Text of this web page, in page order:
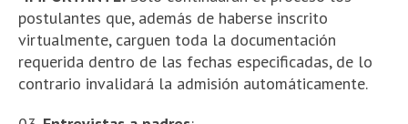
postulantes que, además de haberse inscrito
virtualmente, carguen toda la documentación
requerida dentro de las fechas especificadas, de lo
contrario invalidará la admisión automáticamente.